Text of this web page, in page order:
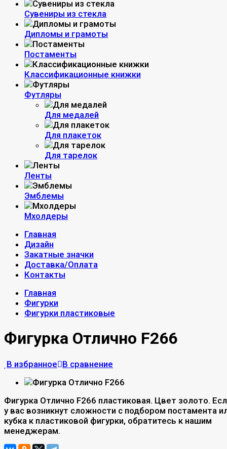
Сувениры из стекла
Дипломы и грамоты
Постаменты
Классификационные книжки
Футляры
Для медалей
Для плакеток
Для тарелок
Ленты
Эмблемы
Мхолдеры
Главная
Дизайн
Закатные значки
Доставка/Оплата
Контакты
Главная
Фигурки
Фигурки пластиковые
Фигурка Отлично F266
В избранное В сравнение
Фигурка Отлично F266 пластиковая. Цвет золото.
у вас возникнут сложности с подбором постамента
кубка к пластиковой фигурки, обратитесь к нашим
менеджерам.